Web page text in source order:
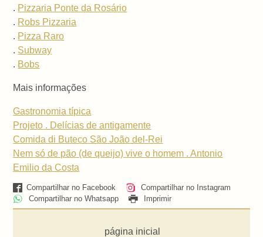
. Pizzaria Ponte da Rosário
. Robs Pizzaria
. Pizza Raro
. Subway
. Bobs
Mais informações
Gastronomia típica
Projeto . Delícias de antigamente
Comida di Buteco São João del-Rei
Nem só de pão (de queijo) vive o homem . Antonio
Emilio da Costa
Compartilhar no Facebook
Compartilhar no Instagram
Compartilhar no Whatsapp
Imprimir
página inicial